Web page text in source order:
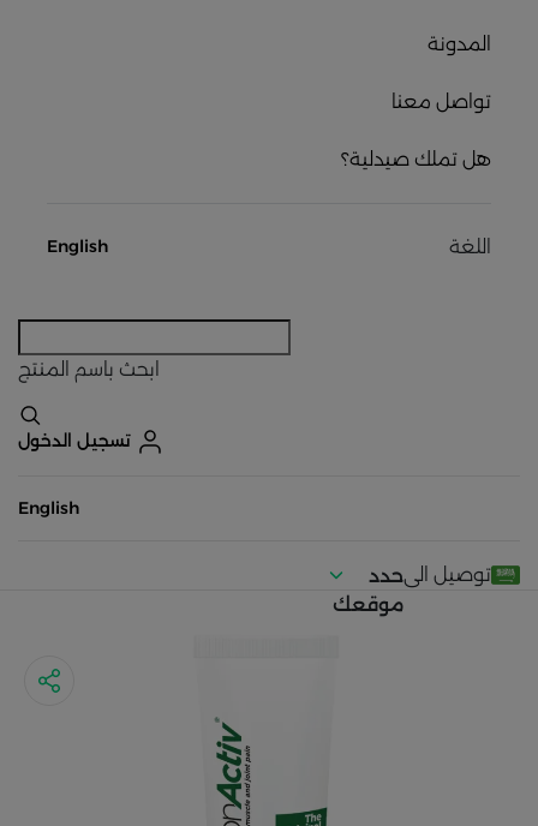
المدونة
تواصل معنا
هل تملك صيدلية؟
اللغة English
ابحث باسم المنتج
تسجيل الدخول
English
توصيل الىحدد
موقعك